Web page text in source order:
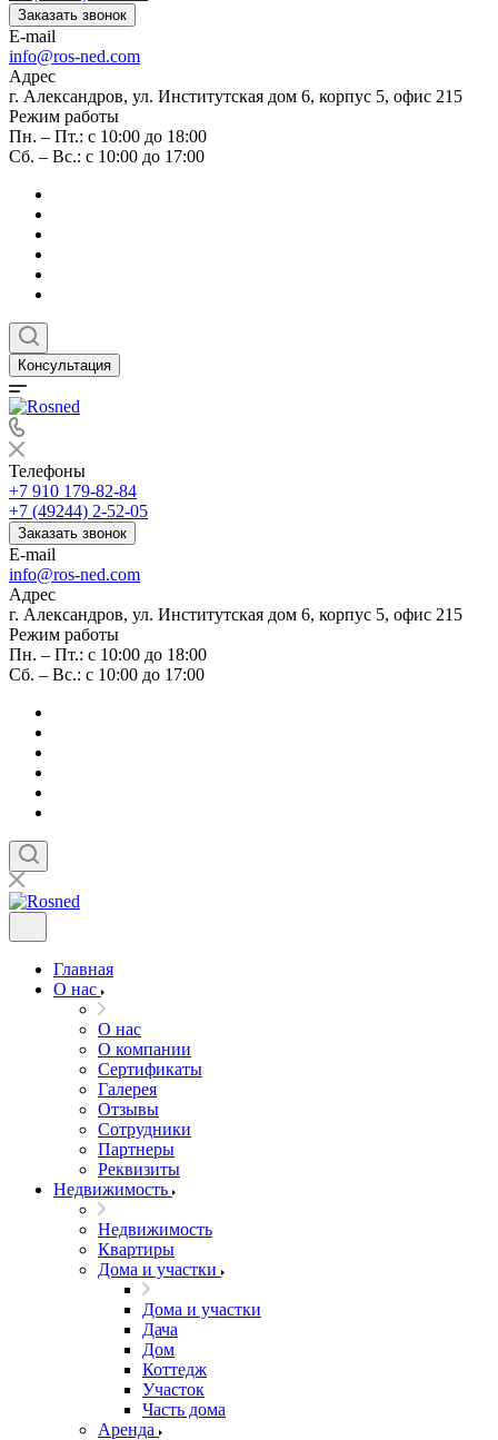
Заказать звонок
E-mail
info@ros-ned.com
Адрес
г. Александров, ул. Институтская дом 6, корпус 5, офис 215
Режим работы
Пн. – Пт.: с 10:00 до 18:00
Сб. – Вс.: с 10:00 до 17:00
Консультация
Телефоны
+7 910 179-82-84
+7 (49244) 2-52-05
Заказать звонок
E-mail
info@ros-ned.com
Адрес
г. Александров, ул. Институтская дом 6, корпус 5, офис 215
Режим работы
Пн. – Пт.: с 10:00 до 18:00
Сб. – Вс.: с 10:00 до 17:00
Главная
О нас
О нас
О компании
Сертификаты
Галерея
Отзывы
Сотрудники
Партнеры
Реквизиты
Недвижимость
Недвижимость
Квартиры
Дома и участки
Дома и участки
Дача
Дом
Коттедж
Участок
Часть дома
Аренда